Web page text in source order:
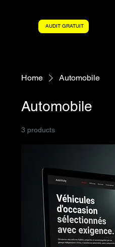
AUDIT GRATUIT
Home Automobile
Automobile
3 products